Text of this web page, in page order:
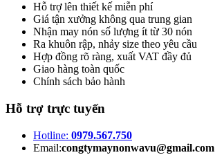
Hỗ trợ lên thiết kế miễn phí
Giá tận xưởng không qua trung gian
Nhận may nón số lượng ít từ 30 nón
Ra khuôn rập, nhảy size theo yêu cầu
Hợp đồng rõ ràng, xuất VAT đầy đủ
Giao hàng toàn quốc
Chính sách bảo hành
Hỗ trợ trực tuyến
Hotline: 0979.567.750
Email:congtymaynonwavu@gmail.com